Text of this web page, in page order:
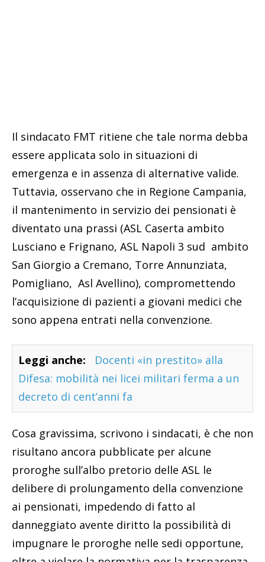
Il sindacato FMT ritiene che tale norma debba
essere applicata solo in situazioni di
emergenza e in assenza di alternative valide.
Tuttavia, osservano che in Regione Campania,
il mantenimento in servizio dei pensionati è
diventato una prassi (ASL Caserta ambito
Lusciano e Frignano, ASL Napoli 3 sud ambito
San Giorgio a Cremano, Torre Annunziata,
Pomigliano, Asl Avellino), compromettendo
l’acquisizione di pazienti a giovani medici che
sono appena entrati nella convenzione.
Leggi anche:
Docenti «in prestito» alla
Difesa: mobilità nei licei militari ferma a un
decreto di cent’anni fa
Cosa gravissima, scrivono i sindacati, è che non
risultano ancora pubblicate per alcune
proroghe sull’albo pretorio delle ASL le
delibere di prolungamento della convenzione
ai pensionati, impedendo di fatto al
danneggiato avente diritto la possibilità di
impugnare le proroghe nelle sedi opportune,